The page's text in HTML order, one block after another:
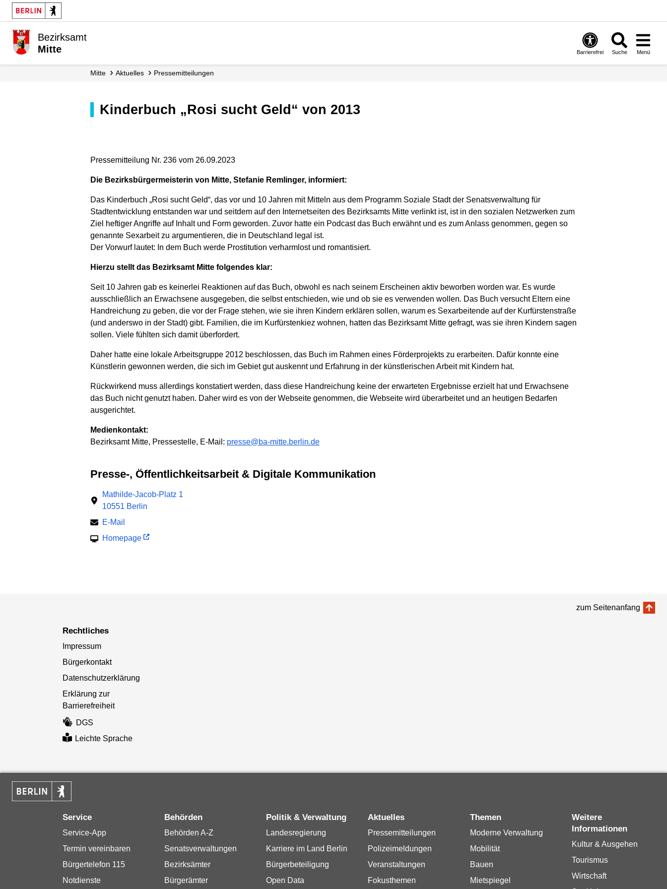
Bezirksamt
Mitte
Barrierefrei Suche Menü
Mitte Aktuelles Presse­mitteilungen
Kinderbuch „Rosi sucht Geld“ von 2013
Pressemitteilung Nr. 236 vom 26.09.2023
Die Bezirksbürgermeisterin von Mitte, Stefanie Remlinger, informiert:
Das Kinderbuch „Rosi sucht Geld“, das vor und 10 Jahren mit Mitteln aus dem Programm Soziale Stadt der Senatsverwaltung für
Stadtentwicklung entstanden war und seitdem auf den Internetseiten des Bezirksamts Mitte verlinkt ist, ist in den sozialen Netzwerken zum
Ziel heftiger Angriffe auf Inhalt und Form geworden. Zuvor hatte ein Podcast das Buch erwähnt und es zum Anlass genommen, gegen so
genannte Sexarbeit zu argumentieren, die in Deutschland legal ist.
Der Vorwurf lautet: In dem Buch werde Prostitution verharmlost und romantisiert.
Hierzu stellt das Bezirksamt Mitte folgendes klar:
Seit 10 Jahren gab es keinerlei Reaktionen auf das Buch, obwohl es nach seinem Erscheinen aktiv beworben worden war. Es wurde
ausschließlich an Erwachsene ausgegeben, die selbst entschieden, wie und ob sie es verwenden wollen. Das Buch versucht Eltern eine
Handreichung zu geben, die vor der Frage stehen, wie sie ihren Kindern erklären sollen, warum es Sexarbeitende auf der Kurfürstenstraße
(und anderswo in der Stadt) gibt. Familien, die im Kurfürstenkiez wohnen, hatten das Bezirksamt Mitte gefragt, was sie ihren Kindern sagen
sollen. Viele fühlten sich damit überfordert.
Daher hatte eine lokale Arbeitsgruppe 2012 beschlossen, das Buch im Rahmen eines Förderprojekts zu erarbeiten. Dafür konnte eine
Künstlerin gewonnen werden, die sich im Gebiet gut auskennt und Erfahrung in der künstlerischen Arbeit mit Kindern hat.
Rückwirkend muss allerdings konstatiert werden, dass diese Handreichung keine der erwarteten Ergebnisse erzielt hat und Erwachsene
das Buch nicht genutzt haben. Daher wird es von der Webseite genommen, die Webseite wird überarbeitet und an heutigen Bedarfen
ausgerichtet.
Medienkontakt:
Bezirksamt Mitte, Pressestelle, E-Mail: presse@ba-mitte.berlin.de
Presse-, Öffentlichkeitsarbeit & Digitale Kommunikation
Mathilde-Jacob-Platz 1
10551 Berlin
E-Mail
Homepage
zum Seitenanfang
Rechtliches
Impressum
Bürgerkontakt
Datenschutzerklärung
Erklärung zur
Barrierefreiheit
DGS
Leichte Sprache
Service
Service-App
Termin vereinbaren
Bürgertelefon 115
Notdienste
Behörden
Behörden A-Z
Senatsverwaltungen
Bezirksämter
Bürgerämter
Politik & Verwaltung
Landesregierung
Karriere im Land Berlin
Bürgerbeteiligung
Open Data
Aktuelles
Pressemitteilungen
Polizeimeldungen
Veranstaltungen
Fokusthemen
Themen
Moderne Verwaltung
Mobilität
Bauen
Mietspiegel
Weitere
Informationen
Kultur & Ausgehen
Tourismus
Wirtschaft